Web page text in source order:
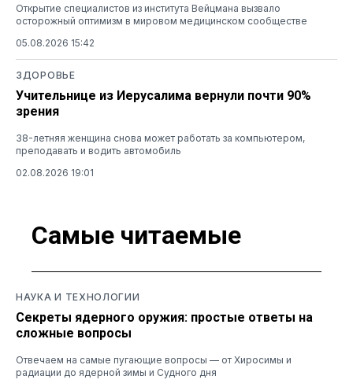
Открытие специалистов из института Вейцмана вызвало
осторожный оптимизм в мировом медицинском сообществе
05.08.2026 15:42
ЗДОРОВЬЕ
Учительнице из Иерусалима вернули почти 90%
зрения
38-летняя женщина снова может работать за компьютером,
преподавать и водить автомобиль
02.08.2026 19:01
Самые читаемые
НАУКА И ТЕХНОЛОГИИ
Секреты ядерного оружия: простые ответы на
сложные вопросы
Отвечаем на самые пугающие вопросы — от Хиросимы и
радиации до ядерной зимы и Судного дня